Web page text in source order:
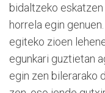
bidaltzeko
horrela egin
egiteko zioen
egunkari guztietan
egin zen bilerarako